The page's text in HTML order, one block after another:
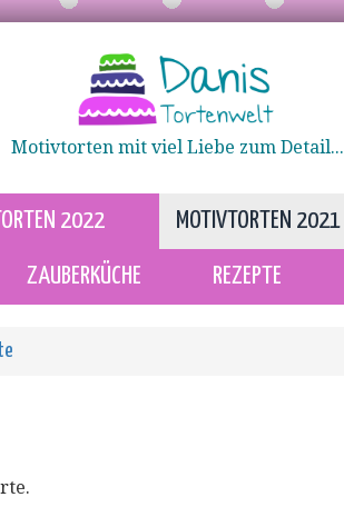
Motivtorten mit viel Liebe zum Detail...
2022 MOTIVTORTEN 2021
ZAUBERKÜCHE REZEPTE